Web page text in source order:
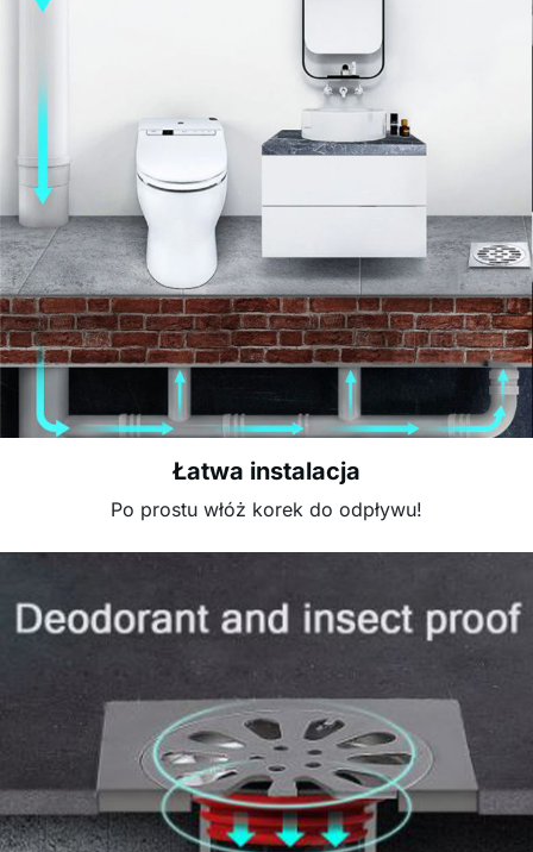
Łatwa instalacja
Po prostu włóż korek do odpływu!